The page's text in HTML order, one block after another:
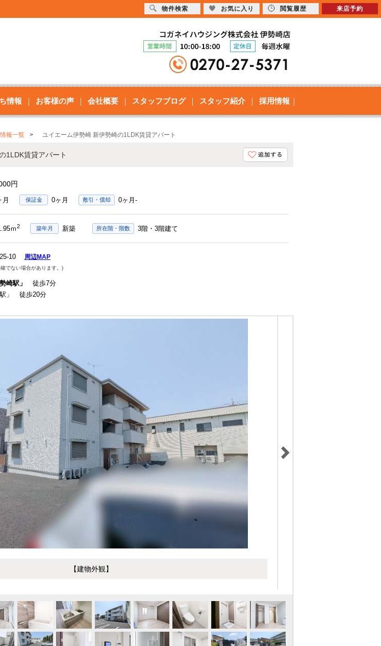
情報 お客様の声 会社概要 スタッフブログ スタッフ紹介 採用情報
報一覧 ユイエーム伊勢崎 新伊勢崎の1LDK賃貸アパート
1LDK賃貸アパート
円
月 保証金 0ヶ月 敷引・償却 0ヶ月-
ｍ2 築年月 新築 所在階・階数 3階・3階建て
25-10 周辺MAP
でない場合があります。)
崎駅」
徒歩7分
」 徒歩20分
【建物外観】
物件検索 お気に入り 閲覧履歴 来店予約